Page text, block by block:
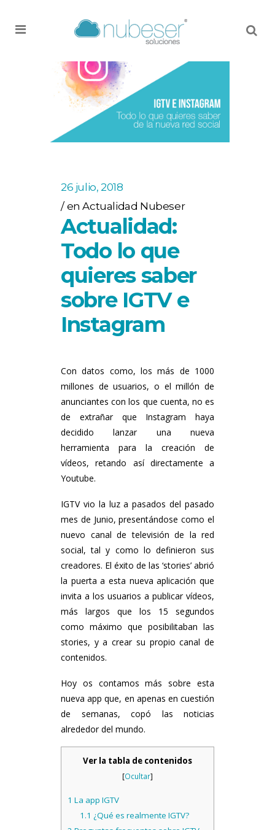
26 julio, 2018
enActualidad Nubeser
Actualidad:
Todo lo que
quieres saber
sobre IGTV e
Instagram
Con datos como, los más de 1000
millones de usuarios, o el millón de
anunciantes con los que cuenta, no es
de extrañar que Instagram haya
decidido lanzar una nueva
herramienta para la creación de
vídeos, retando así directamente a
Youtube.
IGTV vio la luz a pasados del pasado
mes de Junio, presentándose como el
nuevo canal de televisión de la red
social, tal y como lo definieron sus
creadores. El éxito de las ‘stories’ abrió
la puerta a esta nueva aplicación que
invita a los usuarios a publicar vídeos,
más largos que los 15 segundos
como máximo que posibilitaban las
stories, y a crear su propio canal de
contenidos.
Hoy os contamos más sobre esta
nueva app que, en apenas en cuestión
de semanas, copó las noticias
alrededor del mundo.
Ver la tabla de contenidos
[Ocultar]
1 La app IGTV
1.1 ¿Qué es realmente IGTV?